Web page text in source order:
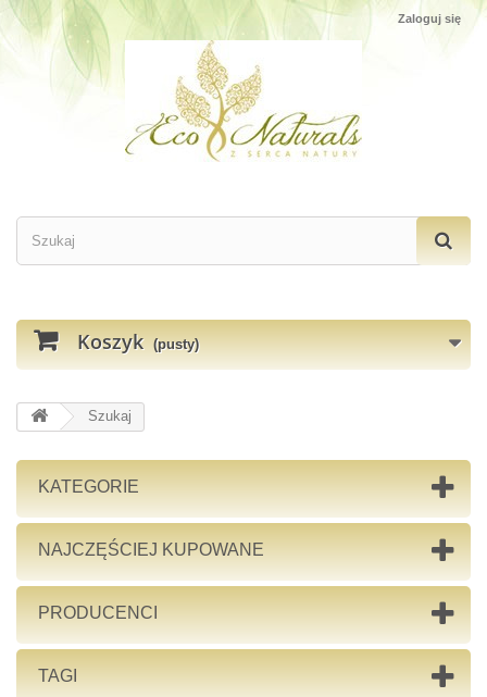
Zaloguj się
Koszyk (pusty)
Szukaj
KATEGORIE
NAJCZĘŚCIEJ KUPOWANE
PRODUCENCI
TAGI